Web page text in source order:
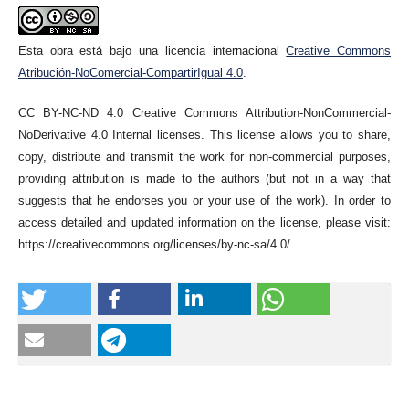
Esta obra está bajo una licencia internacionalCreative Commons
Atribución-NoComercial-CompartirIgual 4.0.
CC BY-NC-ND 4.0 Creative Commons Attribution-NonCommercial-
NoDerivative 4.0 Internal licenses. This license allows you to share,
copy, distribute and transmit the work for non-commercial purposes,
providing attribution is made to the authors (but not in a way that
suggests that he endorses you or your use of the work). In order to
access detailed and updated information on the license, please visit:
https://creativecommons.org/licenses/by-nc-sa/4.0/